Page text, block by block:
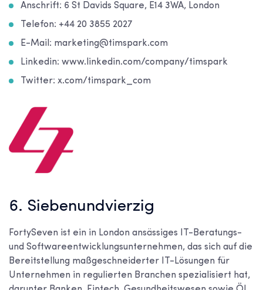
Anschrift: 6 St Davids Square, E14 3WA, London
Telefon: +44 20 3855 2027
E-Mail: marketing@timspark.com
Linkedin: www.linkedin.com/company/timspark
Twitter: x.com/timspark_com
6. Siebenundvierzig
FortySeven ist ein in London ansässiges IT-Beratungs-
und Softwareentwicklungsunternehmen, das sich auf die
Bereitstellung maßgeschneiderter IT-Lösungen für
Unternehmen in regulierten Branchen spezialisiert hat,